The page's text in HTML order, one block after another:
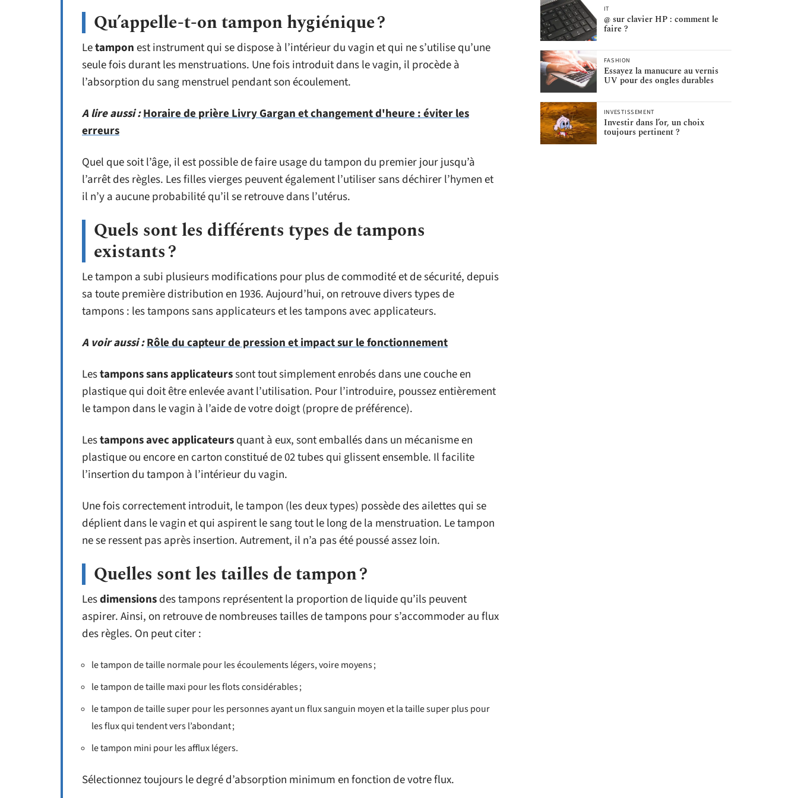
Qu’appelle-t-on tampon hygiénique ?
Letamponest instrument qui se dispose à l’intérieur du vagin et qui ne s’utilise qu’une
seule fois durant les menstruations. Une fois introduit dans le vagin, il procède à
l’absorption du sang menstruel pendant son écoulement.
A lire aussi :Horaire de prière Livry Gargan et changement d'heure : éviter les
erreurs
Quel que soit l’âge, il est possible de faire usage du tampon du premier jour jusqu’à
l’arrêt des règles. Les filles vierges peuvent également l’utiliser sans déchirer l’hymen et
il n’y a aucune probabilité qu’il se retrouve dans l’utérus.
Quels sont les différents types de tampons
existants ?
Le tampon a subi plusieurs modifications pour plus de commodité et de sécurité, depuis
sa toute première distribution en 1936. Aujourd’hui, on retrouve divers types de
tampons : les tampons sans applicateurs et les tampons avec applicateurs.
A voir aussi :Rôle du capteur de pression et impact sur le fonctionnement
Lestampons sans applicateurssont tout simplement enrobés dans une couche en
plastique qui doit être enlevée avant l’utilisation. Pour l’introduire, poussez entièrement
le tampon dans le vagin à l’aide de votre doigt (propre de préférence).
Lestampons avec applicateursquant à eux, sont emballés dans un mécanisme en
plastique ou encore en carton constitué de 02 tubes qui glissent ensemble. Il facilite
l’insertion du tampon à l’intérieur du vagin.
Une fois correctement introduit, le tampon (les deux types) possède des ailettes qui se
déplient dans le vagin et qui aspirent le sang tout le long de la menstruation. Le tampon
ne se ressent pas après insertion. Autrement, il n’a pas été poussé assez loin.
Quelles sont les tailles de tampon ?
Lesdimensionsdes tampons représentent la proportion de liquide qu’ils peuvent
aspirer. Ainsi, on retrouve de nombreuses tailles de tampons pour s’accommoder au flux
des règles. On peut citer :
le tampon de taille normale pour les écoulements légers, voire moyens ;
le tampon de taille maxi pour les flots considérables ;
le tampon de taille super pour les personnes ayant un flux sanguin moyen et la taille super plus pour
les flux qui tendent vers l’abondant ;
le tampon mini pour les afflux légers.
Sélectionnez toujours le degré d’absorption minimum en fonction de votre flux.
IT
@ sur clavier HP : comment le
faire ?
FASHION
Essayez la manucure au vernis
UV pour des ongles durables
INVESTISSEMENT
Investir dans l’or, un choix
toujours pertinent ?